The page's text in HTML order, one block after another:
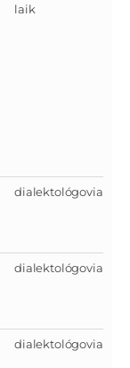
laik
dialektológovia
dialektológovia
dialektológovia